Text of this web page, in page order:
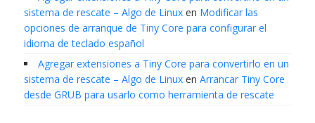
sistema de rescate – Algo de Linuxen Modificar las
opciones de arranque de Tiny Core para configurar el
idioma de teclado español
Agregar extensiones a Tiny Core para convertirlo en un
sistema de rescate – Algo de Linuxen Arrancar Tiny Core
desde GRUB para usarlo como herramienta de rescate